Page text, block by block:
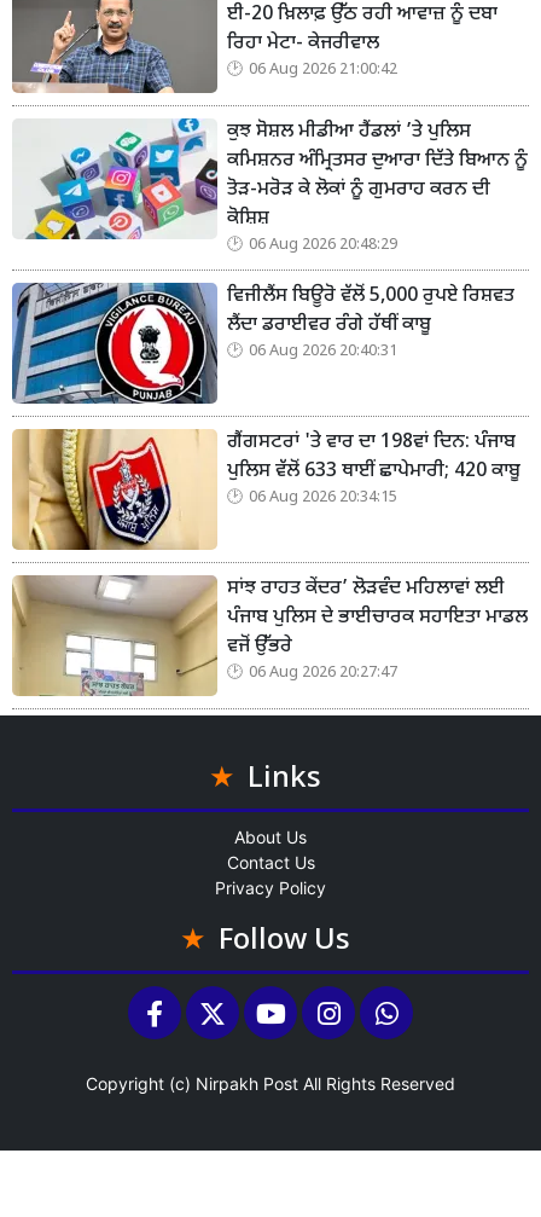
ਈ-20 ਖ਼ਿਲਾਫ਼ ਉੱਠ ਰਹੀ ਆਵਾਜ਼ ਨੂੰ ਦਬਾ
ਰਿਹਾ ਮੇਟਾ- ਕੇਜਰੀਵਾਲ
06 Aug 2026 21:00:42
ਕੁਝ ਸੋਸ਼ਲ ਮੀਡੀਆ ਹੈਂਡਲਾਂ ’ਤੇ ਪੁਲਿਸ
ਕਮਿਸ਼ਨਰ ਅੰਮ੍ਰਿਤਸਰ ਦੁਆਰਾ ਦਿੱਤੇ ਬਿਆਨ ਨੂੰ
ਤੋੜ-ਮਰੋੜ ਕੇ ਲੋਕਾਂ ਨੂੰ ਗੁਮਰਾਹ ਕਰਨ ਦੀ
ਕੋਸ਼ਿਸ਼
06 Aug 2026 20:48:29
ਵਿਜੀਲੈਂਸ ਬਿਊਰੋ ਵੱਲੋਂ 5,000 ਰੁਪਏ ਰਿਸ਼ਵਤ
ਲੈਂਦਾ ਡਰਾਈਵਰ ਰੰਗੇ ਹੱਥੀਂ ਕਾਬੂ
06 Aug 2026 20:40:31
ਗੈਂਗਸਟਰਾਂ 'ਤੇ ਵਾਰ ਦਾ 198ਵਾਂ ਦਿਨ: ਪੰਜਾਬ
ਪੁਲਿਸ ਵੱਲੋਂ 633 ਥਾਈਂ ਛਾਪੇਮਾਰੀ; 420 ਕਾਬੂ
06 Aug 2026 20:34:15
ਸਾਂਝ ਰਾਹਤ ਕੇਂਦਰ’ ਲੋੜਵੰਦ ਮਹਿਲਾਵਾਂ ਲਈ
ਪੰਜਾਬ ਪੁਲਿਸ ਦੇ ਭਾਈਚਾਰਕ ਸਹਾਇਤਾ ਮਾਡਲ
ਵਜੋਂ ਉੱਭਰੇ
06 Aug 2026 20:27:47
Links
About Us
Contact Us
Privacy Policy
Follow Us
Copyright (c) Nirpakh Post All Rights Reserved